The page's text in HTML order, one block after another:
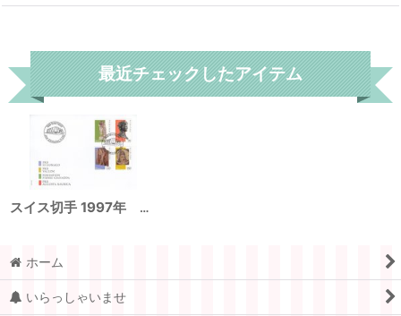
最近チェックしたアイテム
スイス切手 1997年 ローマ時代の美術 バッカス像 FDC
ホーム
いらっしゃいませ